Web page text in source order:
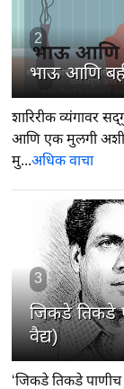
2
भाऊ आणि
शारिरीक व्यंगावर
आणि एक मुलगी अशी
मु...अधिक वाचा
3
जिकडे तिकडे
वैद्य)
‘जिकडे तिकडे पाणीच